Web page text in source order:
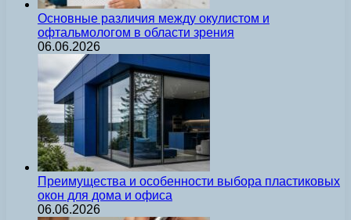
Основные различия между окулистом и
офтальмологом в области зрения
06.06.2026
Преимущества и особенности выбора пластиковых
окон для дома и офиса
06.06.2026